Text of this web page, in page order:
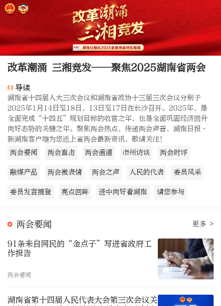
改革潮涌 三湘竞发——聚焦2025湖南省两会
导读
湖南省十四届人大三次会议和湖南省政协十三届三次会议分别于
2025年1月14日至18日、13日至17日在长沙召开。2025年，是
全面完成“十四五”规划目标的收官之年，也是全面巩固经济回升
向好态势的关键之年。聚焦两会热点，传递两会声音，湖南日报·
新湖南客户端为您送上省两会最新资讯，敬请关注！
两会要闻
两会直击 两会通道 市州访谈 两会时评
融媒产品 两会微表情 两会之声 人民的代表 委员风采
委员发言摘登 亮点回眸 进中向好看湖南 请您参与
两会要闻 更多 >
91条来自网民的“金点子”写进省政府工
作报告
两会要闻
湖南省第十四届人民代表大会第三次会议关